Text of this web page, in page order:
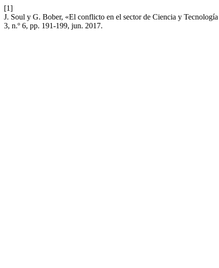
[1]
J. Soul y G. Bober, «El conflicto en el sector de Ciencia y
3, n.º 6, pp. 191-199, jun. 2017.